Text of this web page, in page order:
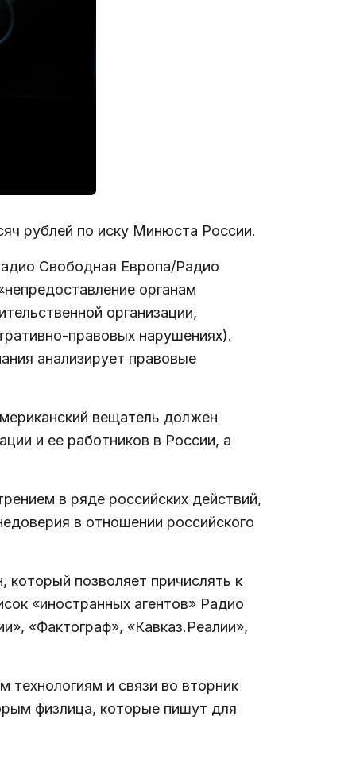
рублей по иску Минюста России.
Свободная Европа/Радио
органам
организации,
правовых нарушениях).
анализирует правовые
вещатель должен
и ее работников в России, а
в ряде российских действий,
в отношении российского
который позволяет причислять к
«иностранных агентов» Радио
«Фактограф», «Кавказ.Реалии»,
и связи во вторник
физлица, которые пишут для